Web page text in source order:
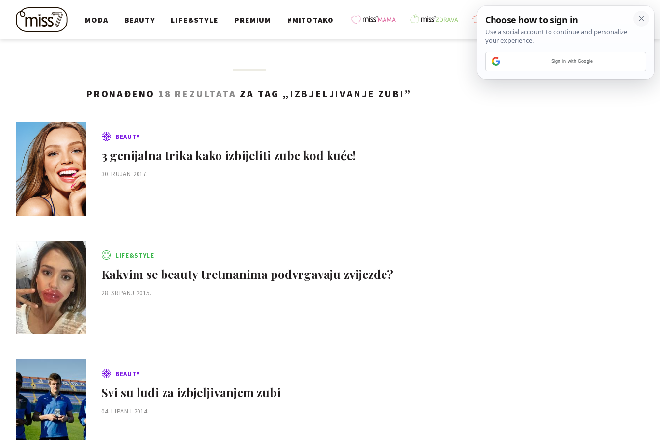
MODA BEAUTY LIFE&STYLE PREMIUM #MITOTAKO
PRONAĐENO 18 REZULTATA ZA TAG „ IZBJELJIVANJE ZUBI ”
BEAUTY
3 genijalna trika kako izbijeliti zube kod kuće!
30. RUJAN 2017.
LIFE&STYLE
Kakvim se beauty tretmanima podvrgavaju zvijezde?
28. SRPANJ 2015.
BEAUTY
Svi su ludi za izbjeljivanjem zubi
04. LIPANJ 2014.
Sign in with Google